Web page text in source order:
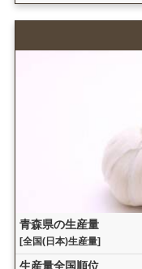
青森県の生産量
[全国(日本)生産量]
生産量全国順位